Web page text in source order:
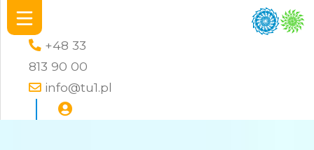
+48 33
813 90 00
info@tu1.pl